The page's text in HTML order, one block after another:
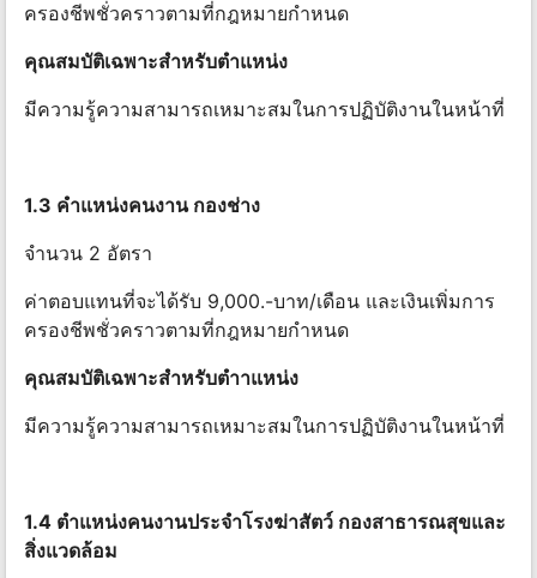
ครองชีพชั่วคราวตามที่กฎหมายกําหนด
คุณสมบัติเฉพาะสําหรับตําแหน่ง
มีความรู้ความสามารถเหมาะสมในการปฏิบัติงานในหน้าที่
1.3 คําแหน่งคนงาน กองช่าง
จำนวน 2 อัตรา
ค่าตอบแทนที่จะได้รับ 9,000.-บาท/เดือน และเงินเพิ่มการ
ครองชีพชั่วคราวตามที่กฎหมายกําหนด
คุณสมบัติเฉพาะสําหรับตําาแหน่ง
มีความรู้ความสามารถเหมาะสมในการปฏิบัติงานในหน้าที่
1.4 ตําแหน่งคนงานประจําโรงฆ่าสัตว์ กองสาธารณสุขและ
สิ่งแวดล้อม